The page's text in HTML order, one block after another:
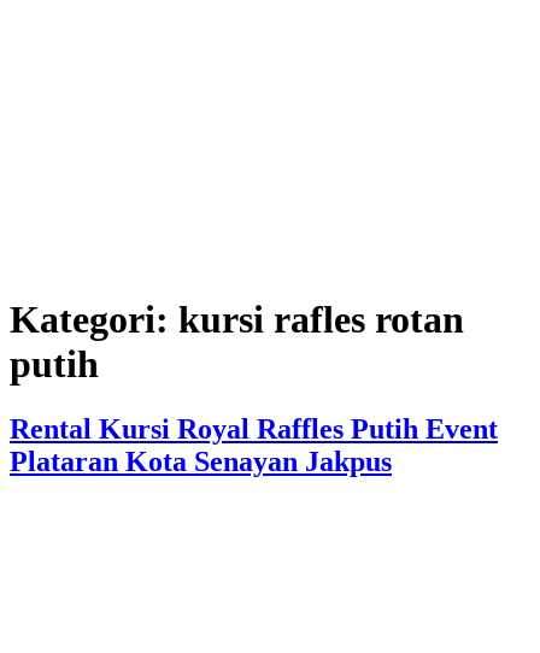
Kategori: kursi rafles rotan
putih
Rental Kursi Royal Raffles Putih Event
Plataran Kota Senayan Jakpus